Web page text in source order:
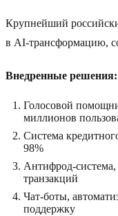
Крупнейший
в AI-трансформацию,
Внедренные решения:
Голосовой
миллионов
Система
98%
Антифрод-
транзакций
Чат-боты,
поддержку